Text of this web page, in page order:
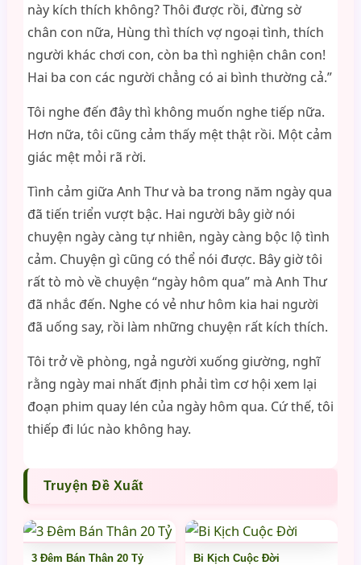
này kích thích không? Thôi được rồi, đừng sờ
chân con nữa, Hùng thì thích vợ ngoại tình, thích
người khác chơi con, còn ba thì nghiện chân con!
Hai ba con các người chẳng có ai bình thường cả.”
Tôi nghe đến đây thì không muốn nghe tiếp nữa.
Hơn nữa, tôi cũng cảm thấy mệt thật rồi. Một cảm
giác mệt mỏi rã rời.
Tình cảm giữa Anh Thư và ba trong năm ngày qua
đã tiến triển vượt bậc. Hai người bây giờ nói
chuyện ngày càng tự nhiên, ngày càng bộc lộ tình
cảm. Chuyện gì cũng có thể nói được. Bây giờ tôi
rất tò mò về chuyện “ngày hôm qua” mà Anh Thư
đã nhắc đến. Nghe có vẻ như hôm kia hai người
đã uống say, rồi làm những chuyện rất kích thích.
Tôi trở về phòng, ngả người xuống giường, nghĩ
rằng ngày mai nhất định phải tìm cơ hội xem lại
đoạn phim quay lén của ngày hôm qua. Cứ thế, tôi
thiếp đi lúc nào không hay.
Truyện Đề Xuất
3 Đêm Bán Thân 20 Tỷ Bi Kịch Cuộc Đời